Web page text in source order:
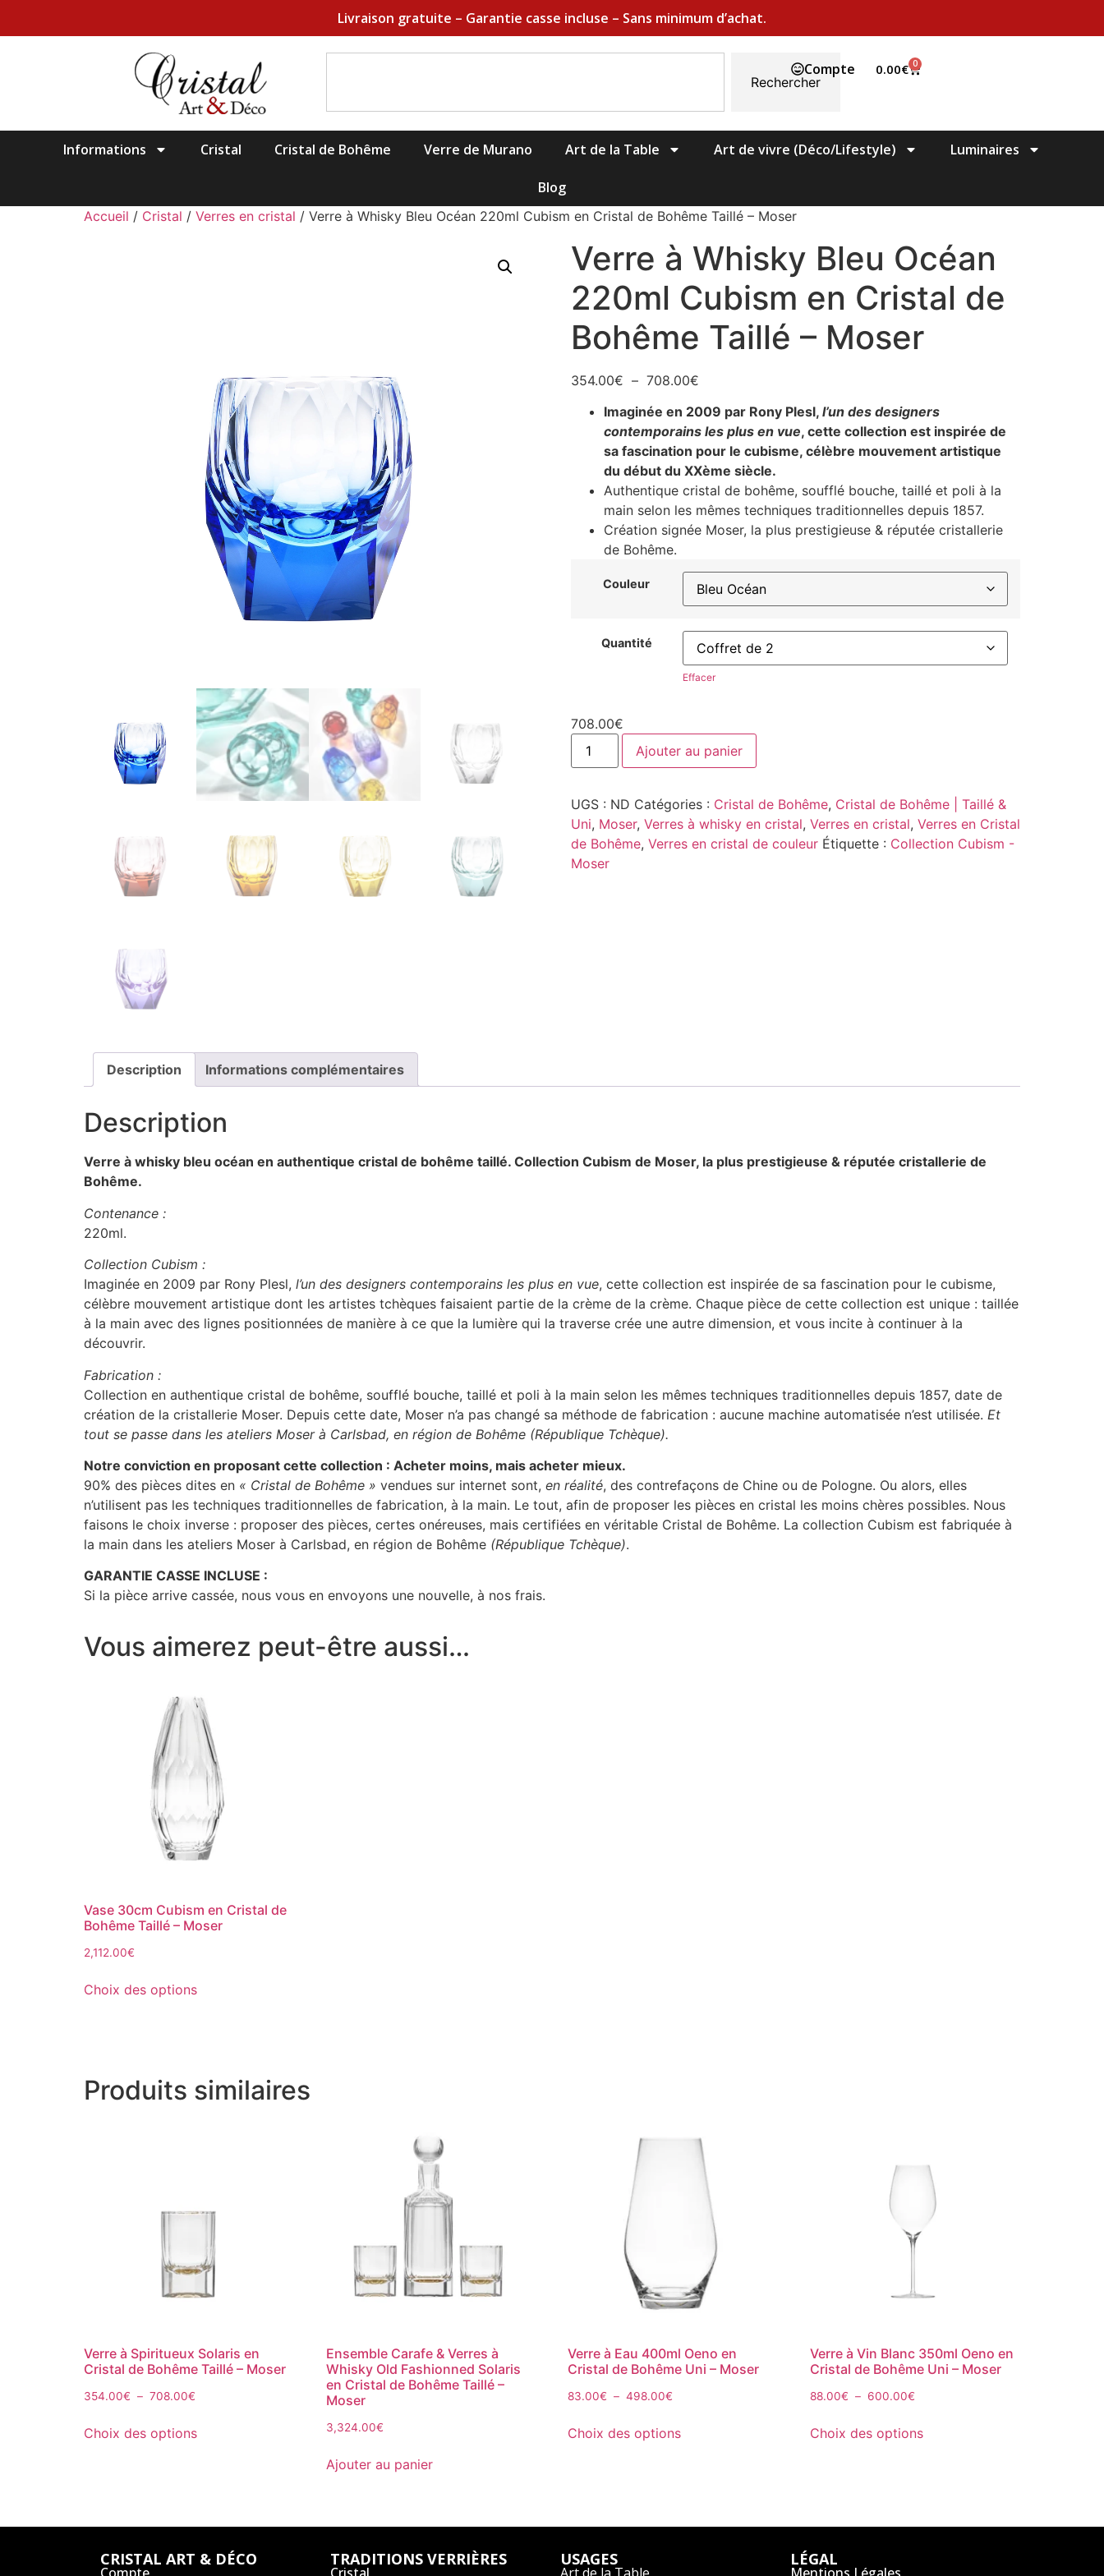
Livraison gratuite – Garantie casse incluse – Sans minimum d’achat.
Rechercher
Compte 0.00€ 0
Informations Cristal Cristal de Bohême Verre de Murano Art de la Table Art de vivre (Déco/Lifestyle) Luminaires
Blog
Accueil / Cristal / Verres en cristal / Verre à Whisky Bleu Océan 220ml Cubism en Cristal de Bohême Taillé – Moser
Verre à Whisky Bleu Océan
220ml Cubism en Cristal de
Bohême Taillé – Moser
354.00€ – 708.00€
Imaginée en 2009 par Rony Plesl, l’un des designers
contemporains les plus en vue, cette collection est inspirée de
sa fascination pour le cubisme, célèbre mouvement artistique
du début du XXème siècle.
Authentique cristal de bohême, soufflé bouche, taillé et poli à la
main selon les mêmes techniques traditionnelles depuis 1857.
Création signée Moser, la plus prestigieuse & réputée cristallerie
de Bohême.
Couleur
Quantité
Effacer
708.00€
Ajouter au panier
UGS : ND Catégories : Cristal de Bohême, Cristal de Bohême | Taillé &
Uni, Moser, Verres à whisky en cristal, Verres en cristal, Verres en Cristal
de Bohême, Verres en cristal de couleur Étiquette : Collection Cubism -
Moser
Description Informations complémentaires
Description
Verre à whisky bleu océan en authentique cristal de bohême taillé. Collection Cubism de Moser, la plus prestigieuse & réputée cristallerie de
Bohême.
Contenance :
220ml.
Collection Cubism :
Imaginée en 2009 par Rony Plesl, l’un des designers contemporains les plus en vue, cette collection est inspirée de sa fascination pour le cubisme,
célèbre mouvement artistique dont les artistes tchèques faisaient partie de la crème de la crème. Chaque pièce de cette collection est unique : taillée
à la main avec des lignes positionnées de manière à ce que la lumière qui la traverse crée une autre dimension, et vous incite à continuer à la
découvrir.
Fabrication :
Collection en authentique cristal de bohême, soufflé bouche, taillé et poli à la main selon les mêmes techniques traditionnelles depuis 1857, date de
création de la cristallerie Moser. Depuis cette date, Moser n’a pas changé sa méthode de fabrication : aucune machine automatisée n’est utilisée. Et
tout se passe dans les ateliers Moser à Carlsbad, en région de Bohême (République Tchèque).
Notre conviction en proposant cette collection : Acheter moins, mais acheter mieux.
90% des pièces dites en « Cristal de Bohême » vendues sur internet sont, en réalité, des contrefaçons de Chine ou de Pologne. Ou alors, elles
n’utilisent pas les techniques traditionnelles de fabrication, à la main. Le tout, afin de proposer les pièces en cristal les moins chères possibles. Nous
faisons le choix inverse : proposer des pièces, certes onéreuses, mais certifiées en véritable Cristal de Bohême. La collection Cubism est fabriquée à
la main dans les ateliers Moser à Carlsbad, en région de Bohême (République Tchèque).
GARANTIE CASSE INCLUSE :
Si la pièce arrive cassée, nous vous en envoyons une nouvelle, à nos frais.
Vous aimerez peut-être aussi…
Vase 30cm Cubism en Cristal de
Bohême Taillé – Moser
2,112.00€
Choix des options
Produits similaires
Verre à Spiritueux Solaris en
Cristal de Bohême Taillé – Moser
354.00€ – 708.00€
Choix des options
Ensemble Carafe & Verres à
Whisky Old Fashionned Solaris
en Cristal de Bohême Taillé –
Moser
3,324.00€
Ajouter au panier
Verre à Eau 400ml Oeno en
Cristal de Bohême Uni – Moser
83.00€ – 498.00€
Choix des options
Verre à Vin Blanc 350ml Oeno en
Cristal de Bohême Uni – Moser
88.00€ – 600.00€
Choix des options
CRISTAL ART & DÉCO
Compte
TRADITIONS VERRIÈRES
Cristal
USAGES
Art de la Table
LÉGAL
Mentions Légales